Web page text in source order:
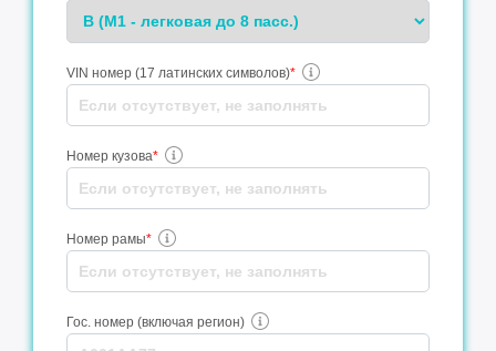
VIN номер (17 латинских символов)*
Номер кузова*
Номер рамы*
Гос. номер (включая регион)